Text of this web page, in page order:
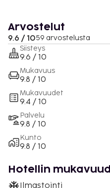
Arvostelut
9.6 / 1059 arvostelusta
Siisteys
9.6 / 10
Mukavuus
9.8 / 10
Mukavuudet
9.4 / 10
Palvelu
9.8 / 10
Kunto
9.8 / 10
Hotellin
Ilmastointi